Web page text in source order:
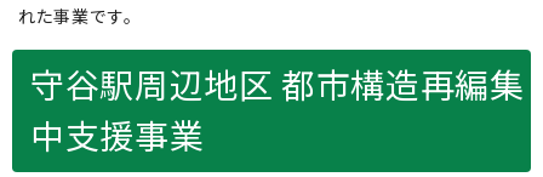
れた事業です。
守谷駅周辺地区 都市構造再編集
中支援事業